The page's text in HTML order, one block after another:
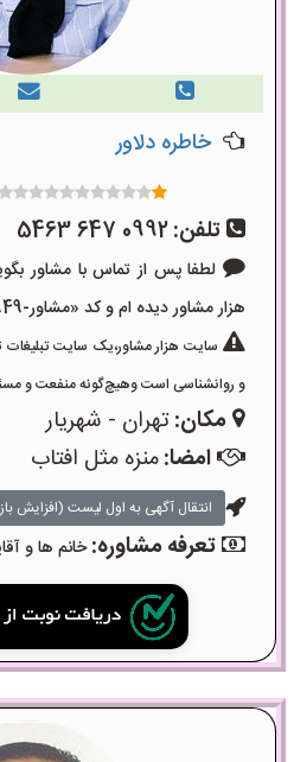
خاطره دلاور
تلفن:0992 647 5463
لطفا پس از تماس با مشاور
هزار مشاور دیده ام و کد «مشاور-70949» را اعلام کنید»
سایت هزار مشاور،یک سایت
و روانشناسی است وهیچ‌گونه منفعت و
مکان:تهران - شهریار
امضا:منزه مثل افتاب
انتقال آگهی به اول لیست (افزایش
تعرفه مشاوره:خانم ها و